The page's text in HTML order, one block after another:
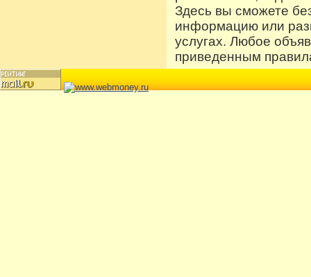
Здесь вы сможете
информацию или
услугах. Любое
приведенным